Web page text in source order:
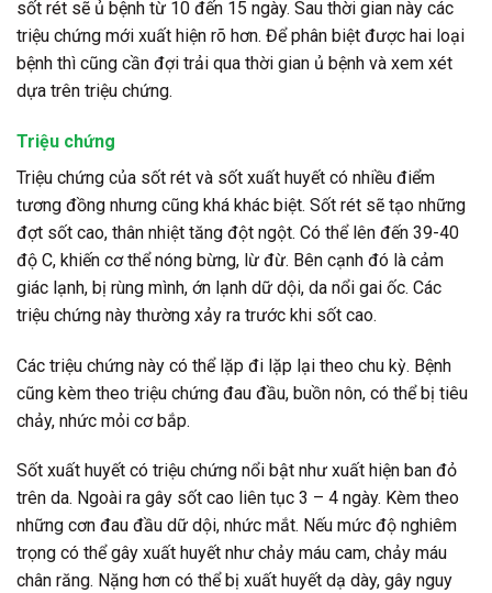
sốt rét sẽ ủ bệnh từ 10 đến 15 ngày. Sau thời gian này các
triệu chứng mới xuất hiện rõ hơn. Để phân biệt được hai loại
bệnh thì cũng cần đợi trải qua thời gian ủ bệnh và xem xét
dựa trên triệu chứng.
Triệu chứng
Triệu chứng của sốt rét và sốt xuất huyết có nhiều điểm
tương đồng nhưng cũng khá khác biệt. Sốt rét sẽ tạo những
đợt sốt cao, thân nhiệt tăng đột ngột. Có thể lên đến 39-40
độ C, khiến cơ thể nóng bừng, lừ đừ. Bên cạnh đó là cảm
giác lạnh, bị rùng mình, ớn lạnh dữ dội, da nổi gai ốc. Các
triệu chứng này thường xảy ra trước khi sốt cao.
Các triệu chứng này có thể lặp đi lặp lại theo chu kỳ. Bệnh
cũng kèm theo triệu chứng đau đầu, buồn nôn, có thể bị tiêu
chảy, nhức mỏi cơ bắp.
Sốt xuất huyết có triệu chứng nổi bật như xuất hiện ban đỏ
trên da. Ngoài ra gây sốt cao liên tục 3 – 4 ngày. Kèm theo
những cơn đau đầu dữ dội, nhức mắt. Nếu mức độ nghiêm
trọng có thể gây xuất huyết như chảy máu cam, chảy máu
chân răng. Nặng hơn có thể bị xuất huyết dạ dày, gây nguy